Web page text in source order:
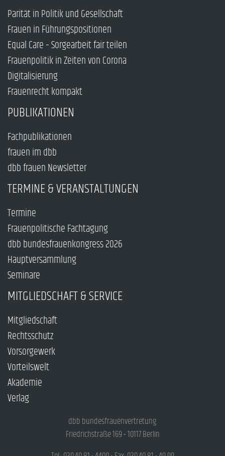
Parität in Politik und Gesellschaft
Frauen in Führungspositionen
Equal Care – Sorgearbeit fair teilen
Frauenpolitik in Zeiten von Corona
Digitalisierung
Frauenrecht kompakt
PUBLIKATIONEN
Fachpublikationen
frauen im dbb
dbb frauen Newsletter
TERMINE & VERANSTALTUNGEN
Termine
Frauenpolitische Fachtagung
dbb bundesfrauenkongress 2026
Hauptversammlung
Seminare
MITGLIEDSCHAFT & SERVICE
Mitgliedschaft
Rechtsschutz
Vorsorgewerk
Vorteilswelt
Akademie
Verlag
dbb bundesfrauenvertretung
Friedrichstraße 169 • 10117 Berlin